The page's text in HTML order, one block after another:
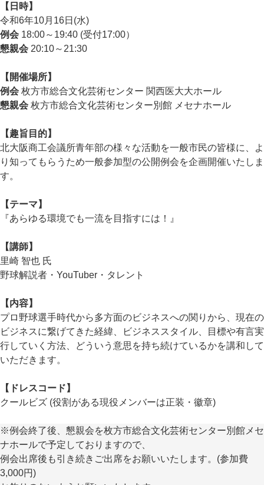
【日時】
令和6年10月16日(水)
例会 18:00～19:40 (受付17:00）
懇親会 20:10～21:30
【開催場所】
例会 枚方市総合文化芸術センター 関西医大大ホール
懇親会 枚方市総合文化芸術センター別館 メセナホール
【趣旨目的】
北大阪商工会議所青年部の様々な活動を一般市民の皆様に、よ
り知ってもらうため一般参加型の公開例会を企画開催いたしま
す。
【テーマ】
『あらゆる環境でも一流を目指すには！』
【講師】
里崎 智也 氏
野球解説者・YouTuber・タレント
【内容】
プロ野球選手時代から多方面のビジネスへの関りから、現在の
ビジネスに繋げてきた経緯、ビジネススタイル、目標や有言実
行していく方法、どういう意思を持ち続けているかを講和して
いただきます。
【ドレスコード】
クールビズ (役割がある現役メンバーは正装・徽章)
※例会終了後、懇親会を枚方市総合文化芸術センター別館メセ
ナホールで予定しておりますので、
例会出席後も引き続きご出席をお願いいたします。(参加費
3,000円)